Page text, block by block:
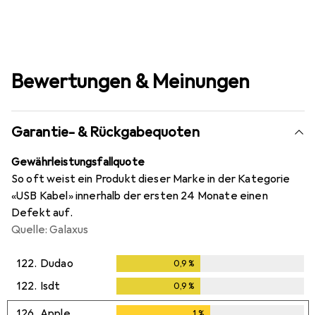
Bewertungen & Meinungen
Garantie- & Rückgabequoten
Gewährleistungsfallquote
So oft weist ein Produkt dieser Marke in der Kategorie
«USB Kabel» innerhalb der ersten 24 Monate einen
Defekt auf.
Quelle: Galaxus
122. Dudao 0,9%
122. Isdt 0,9%